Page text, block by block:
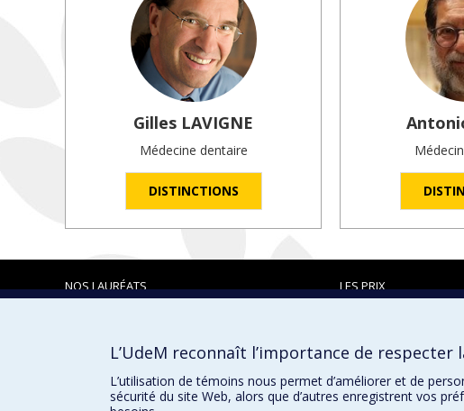
Gilles LAVIGNE
Médecine dentaire
DISTINCTIONS
NOS LAURÉATS LES PRIX
Prix et distinctions
L’UdeM reconnaît l’importance de respecter
L’utilisation de témoins nous permet d’améliorer et de
sécurité du site Web, alors que d’autres enregistrent vos